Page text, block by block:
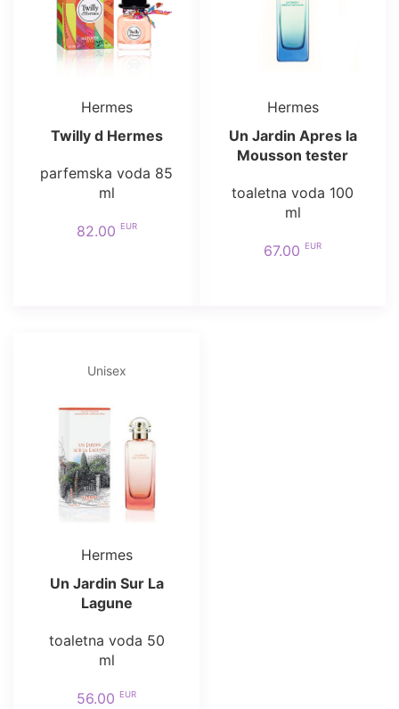
Hermes
Twilly d Hermes
parfemska voda 85
ml
82.00 EUR
Hermes
Un Jardin Apres la
Mousson tester
toaletna voda 100
ml
67.00 EUR
Unisex
Hermes
Un Jardin Sur La
Lagune
toaletna voda 50
ml
56.00 EUR